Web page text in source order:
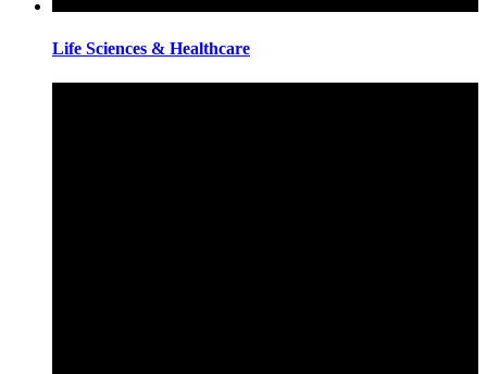
Life Sciences & Healthcare